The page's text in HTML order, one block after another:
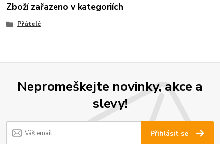
Zboží zařazeno v kategoriích
Přátelé
Nepromeškejte novinky, akce a
slevy!
Přihlásit se